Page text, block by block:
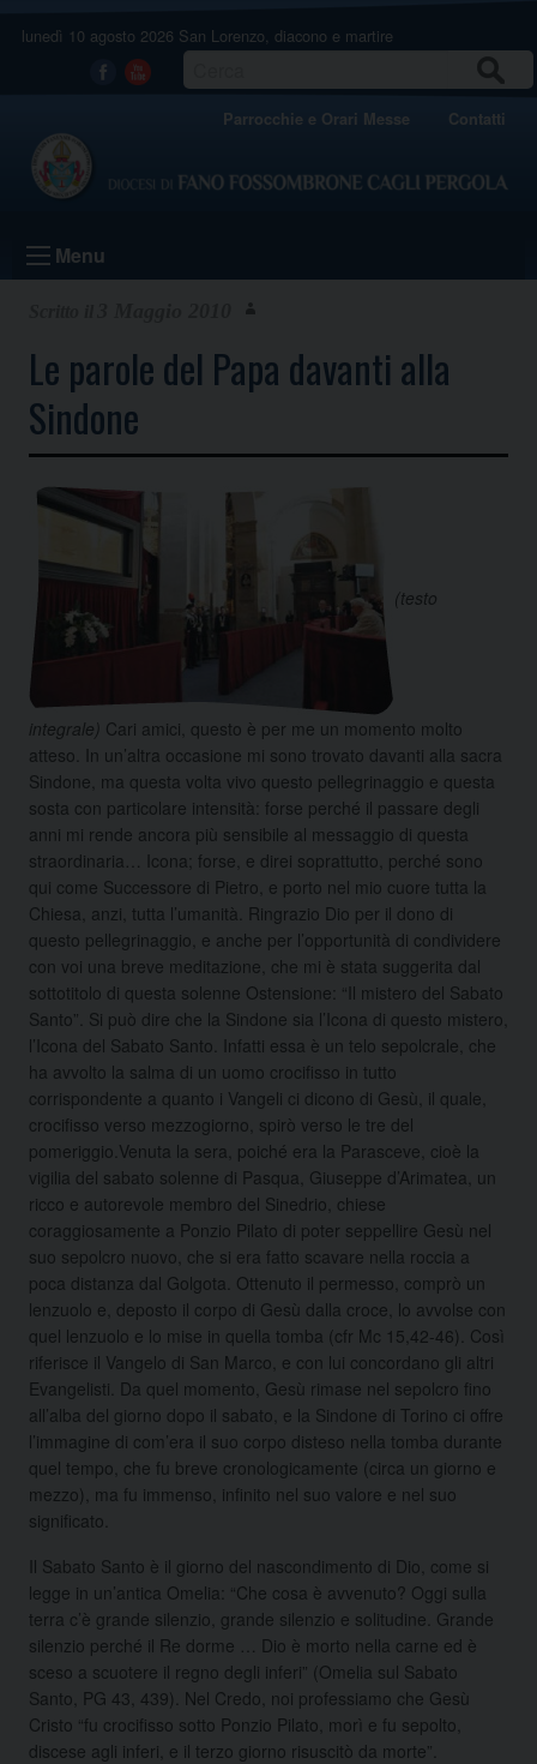
lunedì 10 agosto 2026 San Lorenzo, diacono e martire
Facebook
Youtube
Parrocchie e Orari Messe Contatti
Menu
Le parole del Papa davanti alla
Sindone
(testo
integrale) Cari amici, questo è per me un momento molto
atteso. In un’altra occasione mi sono trovato davanti alla sacra
Sindone, ma questa volta vivo questo pellegrinaggio e questa
sosta con particolare intensità: forse perché il passare degli
anni mi rende ancora più sensibile al messaggio di questa
straordinaria…
Icona; forse, e direi soprattutto, perché sono
qui come Successore di Pietro, e porto nel mio cuore tutta la
Chiesa, anzi, tutta l’umanità. Ringrazio Dio per il dono di
questo pellegrinaggio, e anche per l’opportunità di condividere
con voi una breve meditazione, che mi è stata suggerita dal
sottotitolo di questa solenne Ostensione: “Il mistero del Sabato
Santo”. Si può dire che la Sindone sia l’Icona di questo mistero,
l’Icona del Sabato Santo. Infatti essa è un telo sepolcrale, che
ha avvolto la salma di un uomo crocifisso in tutto
corrispondente a quanto i Vangeli ci dicono di Gesù, il quale,
crocifisso verso mezzogiorno, spirò verso le tre del
pomeriggio.Venuta la sera, poiché era la Parasceve, cioè la
vigilia del sabato solenne di Pasqua, Giuseppe d’Arimatea, un
ricco e autorevole membro del Sinedrio, chiese
coraggiosamente a Ponzio Pilato di poter seppellire Gesù nel
suo sepolcro nuovo, che si era fatto scavare nella roccia a
poca distanza dal Golgota. Ottenuto il permesso, comprò un
lenzuolo e, deposto il corpo di Gesù dalla croce, lo avvolse con
quel lenzuolo e lo mise in quella tomba (cfr Mc 15,42-46). Così
riferisce il Vangelo di San Marco, e con lui concordano gli altri
Evangelisti. Da quel momento, Gesù rimase nel sepolcro fino
all’alba del giorno dopo il sabato, e la Sindone di Torino ci offre
l’immagine di com’era il suo corpo disteso nella tomba durante
quel tempo, che fu breve cronologicamente (circa un giorno e
mezzo), ma fu immenso, infinito nel suo valore e nel suo
significato.
Il Sabato Santo è il giorno del nascondimento di Dio, come si
legge in un’antica Omelia: “Che cosa è avvenuto? Oggi sulla
terra c’è grande silenzio, grande silenzio e solitudine. Grande
silenzio perché il Re dorme … Dio è morto nella carne ed è
sceso a scuotere il regno degli inferi” (Omelia sul Sabato
Santo, PG 43, 439). Nel Credo, noi professiamo che Gesù
Cristo “fu crocifisso sotto Ponzio Pilato, morì e fu sepolto,
discese agli inferi, e il terzo giorno risuscitò da morte”.